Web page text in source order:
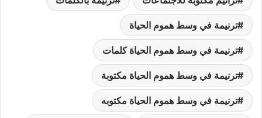
ترنيمة في وسط هموم الحياة
ترنيمة في وسط هموم الحياة كلمات
ترنيمة في وسط هموم الحياة مكتوبة
ترنيمة في وسط هموم الحياة مكتوبه